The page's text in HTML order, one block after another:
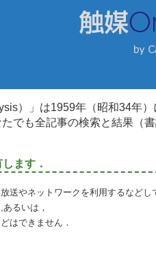
）」は1959年（昭和34年
でも全記事の検索と結果（
ます．
送やネットワークを利用するなど
るいは，
はできません．